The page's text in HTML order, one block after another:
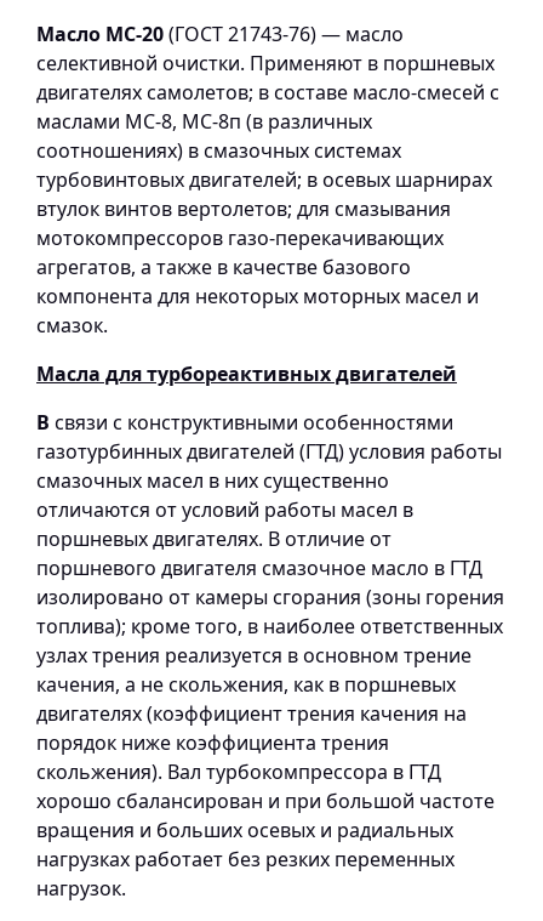
Масло МС-20(ГОСТ 21743-76) — масло
селективной очистки. Применяют в поршневых
двигателях самолетов; в составе масло-смесей с
маслами МС-8, МС-8п (в различных
соотношениях) в смазочных системах
турбовинтовых двигателей; в осевых шарнирах
втулок винтов вертолетов; для смазывания
мотокомпрессоров газо-перекачивающих
агрегатов, а также в качестве базового
компонента для некоторых моторных масел и
смазок.
Масла для турбореактивных двигателей
В связи с конструктивными особенностями
газотурбинных двигателей (ГТД) условия работы
смазочных масел в них существенно
отличаются от условий работы масел в
поршневых двигателях. В отличие от
поршневого двигателя смазочное масло в ГТД
изолировано от камеры сгорания (зоны горения
топлива); кроме того, в наиболее ответственных
узлах трения реализуется в основном трение
качения, а не скольжения, как в поршневых
двигателях (коэффициент трения качения на
порядок ниже коэффициента трения
скольжения). Вал турбокомпрессора в ГТД
хорошо сбалансирован и при большой частоте
вращения и больших осевых и радиальных
нагрузках работает без резких переменных
нагрузок.